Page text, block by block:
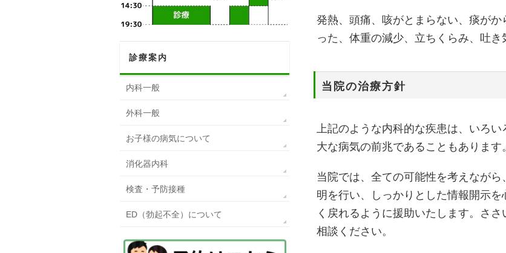
発熱、頭痛、咳がとまらない、痰が
った、体重の減少、立ちくらみ、吐き
当院の治療方針
上記のような内科的な疾患は、いろ
大な病気の前兆であることもあります。
当院では、全ての可能性を考えなが
明を行い、しっかりとした情報開示
く戻れるように援助いたします。さ
相談ください。
診療案内
内科一般
外科一般
お子様の病気について
消化器内科
検査・予防接種
ED（勃起不全）について